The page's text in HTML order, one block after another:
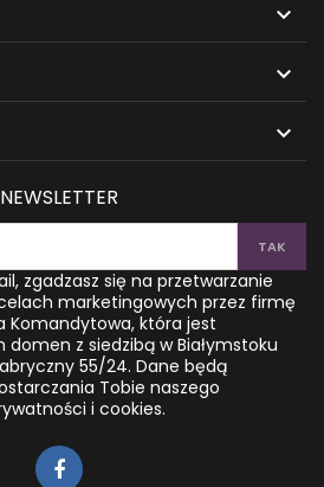



NEWSLETTER
zgadzasz się na przetwarzanie
marketingowych przez firmę
Komandytowa, która jest
z siedzibą w Białymstoku
55/24. Dane będą
Tobie naszego
i cookies.